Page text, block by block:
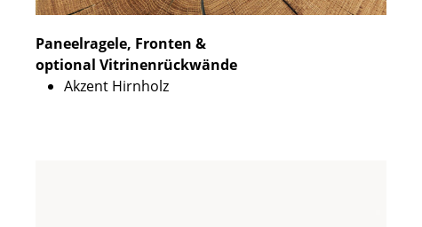
Paneelragele, Fronten &
optional Vitrinenrückwände
Akzent Hirnholz